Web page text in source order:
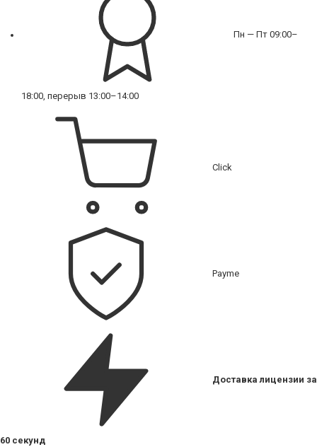
Пн — Пт 09:00–
18:00, перерыв 13:00–14:00
Click
Payme
Доставка лицензии за
60 секунд